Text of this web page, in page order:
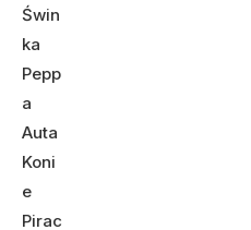
Świn
ka
Pepp
a
Auta
Koni
e
Pirac